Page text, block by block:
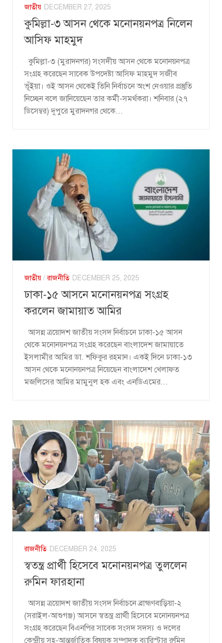
জাতীয় DECEMBER 27, 2025
কুমিল্লা-৩ আসন থেকে মনোনয়নপত্র নিলেন
আসিফ মাহমুদ
কুমিল্লা-৩ (মুরাদনগর) সংসদীয় আসন থেকে মনোনয়নপত্র
সংগ্রহ করেছেন সাবেক উপদেষ্টা আসিফ মাহমুদ সজীব
ভূঁইয়া। ওই আসন থেকেই তিনি নির্বাচনে অংশ নেওয়ার প্রস্তুতি
নিচ্ছেন বলে জানিয়েছেন তার কর্মী-সমর্থকরা। শনিবার (২৭
ডিসেম্বর) দুপুরে মুরাদনগর থেকে...
জাতীয় /রাজনীতি DECEMBER 25, 2025
ঢাকা-১৫ আসনে মনোনয়নপত্র সংগ্রহ
করলেন জামায়াত আমির
আসন্ন ত্রয়োদশ জাতীয় সংসদ নির্বাচনে ঢাকা-১৫ আসন
থেকে মনোনয়নপত্র সংগ্রহ করেছেন বাংলাদেশ জামায়াতে
ইসলামীর আমির ডা. শফিকুর রহমান। একই দিনে ঢাকা-১৩
আসন থেকে মনোনয়নপত্র নিয়েছেন বাংলাদেশ খেলাফত
মজলিসের আমির মামুনুল হক এবং এনডিএমের...
রাজনীতি DECEMBER 24, 2025
স্বতন্ত্র প্রার্থী হিসেবে মনোনয়নপত্র তুললেন
রুমিন ফারহানা
আসন্ন ত্রয়োদশ জাতীয় সংসদ নির্বাচনে ব্রাহ্মণবাড়িয়া-২
(সরাইল-আশুগঞ্জ) আসনে স্বতন্ত্র প্রার্থী হিসেবে মনোনয়নপত্র
সংগ্রহ করেছেন বিএনপির সাবেক সংসদ সদস্য ও দলের
কেন্দ্রীয় সহ-আন্তর্জাতিক বিষয়ক সম্পাদক ব্যারিস্টার রুমিন